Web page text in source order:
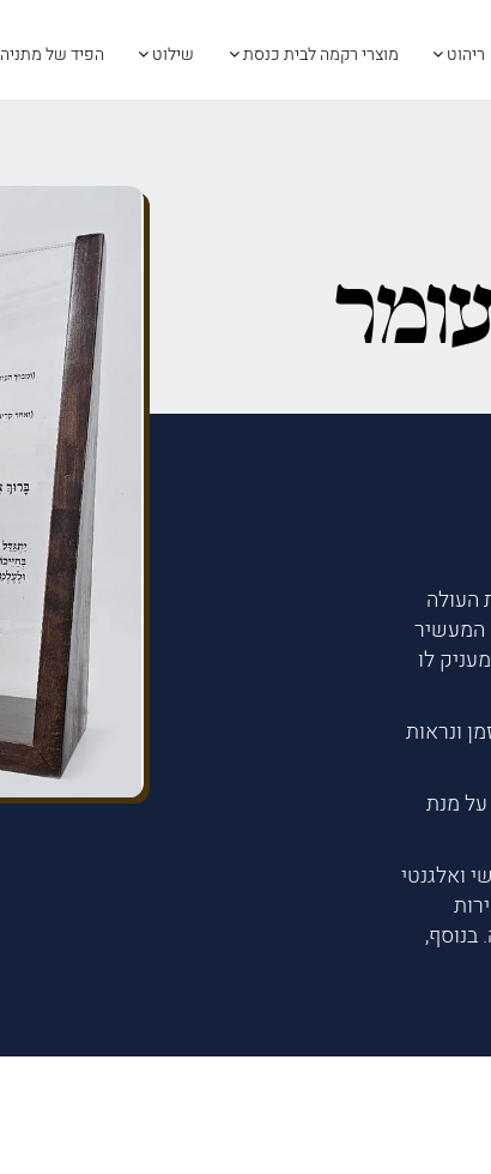
ריהוט מוצרי רקמה לבית כנסת שילוט הפיד של מתניה
העולה
המעשיר
לו
ונראות
על מנת
ואלגנטי
בנוסף,